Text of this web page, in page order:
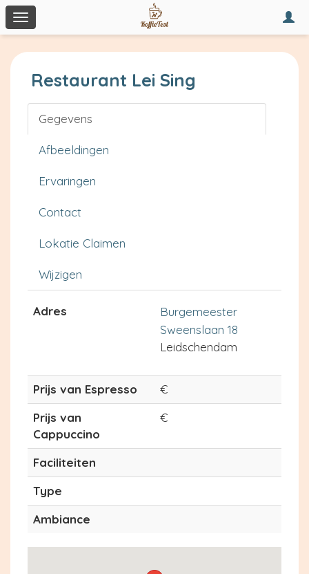
Toggle
navigation
Restaurant Lei Sing
Gegevens
Afbeeldingen
Ervaringen
Contact
Lokatie Claimen
Wijzigen
Adres
Burgemeester
Sweenslaan 18
Leidschendam
Prijs van Espresso
€
Prijs van
Cappuccino
€
Faciliteiten
Type
Ambiance